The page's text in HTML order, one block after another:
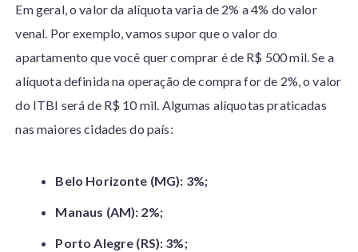
Em geral, o valor da alíquota varia de 2% a 4% do valor
venal. Por exemplo, vamos supor que o valor do
apartamento que você quer comprar é de R$ 500 mil. Se a
alíquota definida na operação de compra for de 2%, o valor
do ITBI será de R$ 10 mil. Algumas alíquotas praticadas
nas maiores cidades do país:
Belo Horizonte (MG): 3%;
Manaus (AM): 2%;
Porto Alegre (RS): 3%;